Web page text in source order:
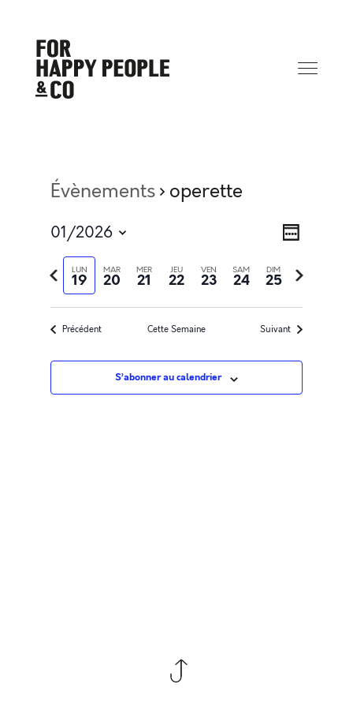
Évènements operette
de
Semaine
01/2026
Sélectionnez
la
date
LUN
19 MAR
20 MER
21 JEU
22 VEN
23 SAM
24 DIM
25
Semaine
précédente
Semaine
suivante
Précédent Cette Semaine Suivant
S’abonner au calendrier